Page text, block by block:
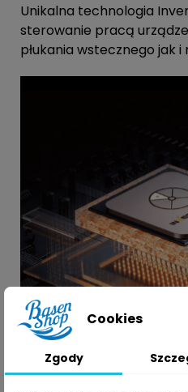
Unikalna technologia
sterowanie pracą
płukania wstecznego jak
Cookies
Zgody